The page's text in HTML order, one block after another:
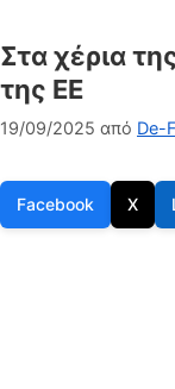
Στα χέρια
της ΕΕ
19/09/2025 από De-
Facebook X